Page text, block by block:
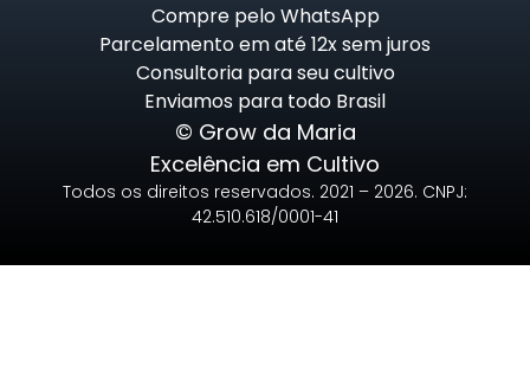
Compre pelo WhatsApp
Parcelamento em até 12x sem juros
Consultoria para seu cultivo
Enviamos para todo Brasil
© Grow da Maria
Excelência em Cultivo
Todos os direitos reservados. 2021 – 2026. CNPJ:
42.510.618/0001-41